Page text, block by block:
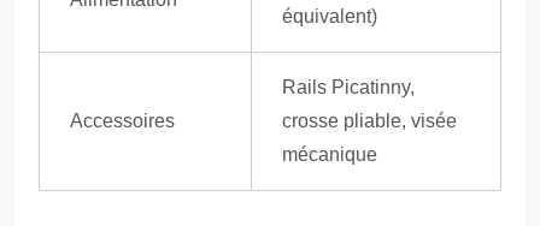
équivalent)
Accessoires
Rails Picatinny,
crosse pliable, visée
mécanique